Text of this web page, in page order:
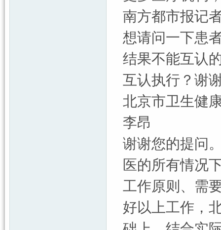
南方都市报记
想请问一下患
结果不能互认
互认执行？谢
北京市卫生健
李昂
谢谢您的提问
医的所有情况
工作原则、需
好以上工作，